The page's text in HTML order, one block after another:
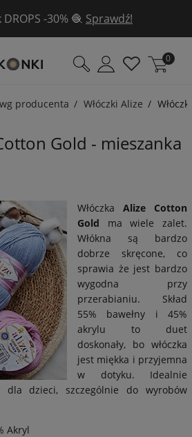
w sierpniu ✨ Poznaj je tutaj!
0
producenta Włóczki Alize
Gold - mieszanka
Włóczka Alize Cotton
Gold ma wiele zalet.
Włókna są bardzo
dobrze skręcone, co
sprawia że jest bardzo
wygodna przy
przerabianiu. Skład
55% bawełny i 45%
akrylu to duet
doskonały, bo włóczka
jest miękka i przyjemna
w dotyku. Idealnie
dzieci, szczególnie do wyrobów
Akryl